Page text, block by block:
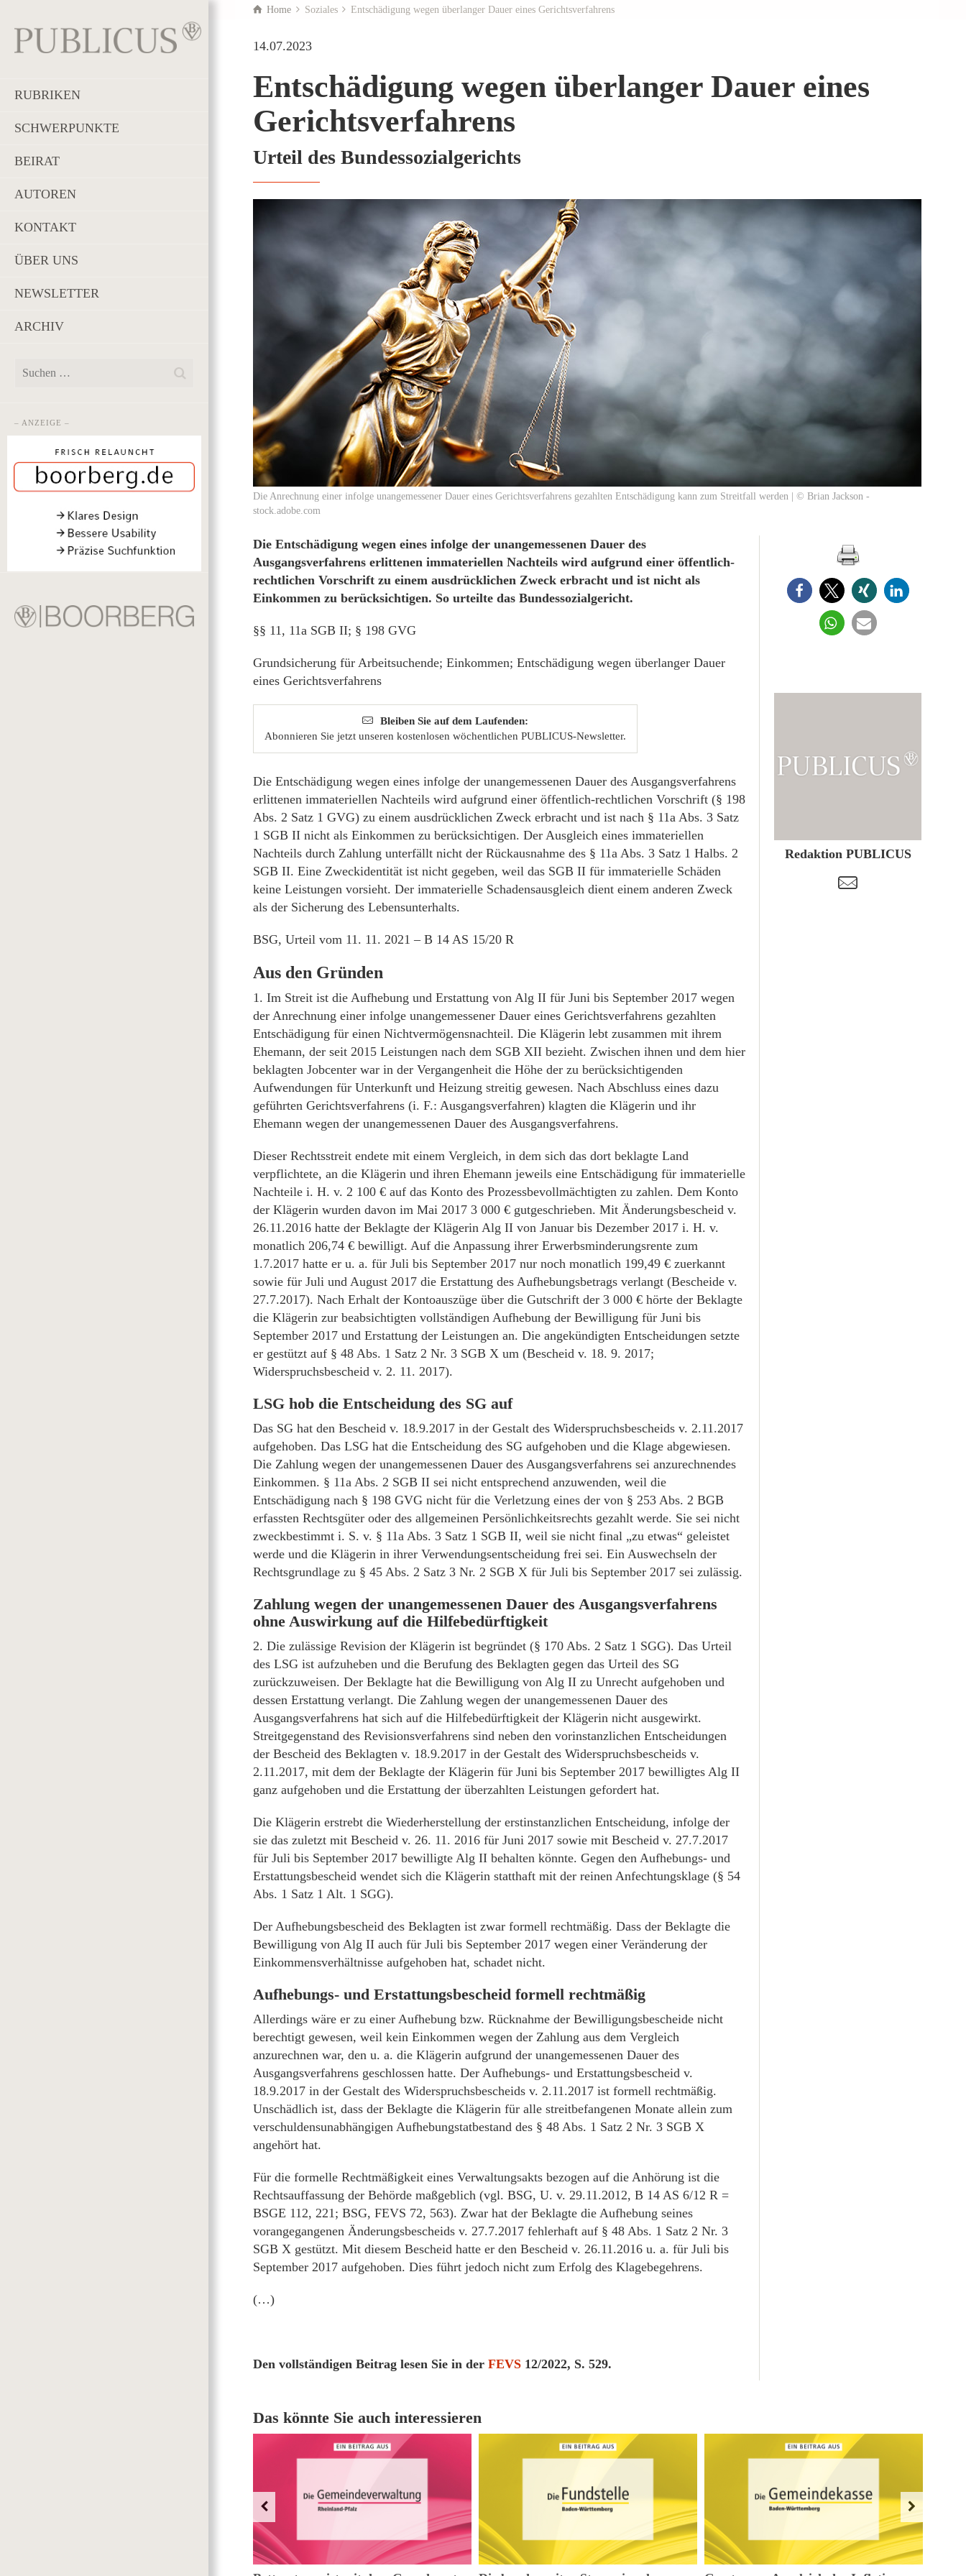
RUBRIKEN
SCHWERPUNKTE
BEIRAT
AUTOREN
KONTAKT
ÜBER UNS
NEWSLETTER
ARCHIV
– ANZEIGE –
Home Soziales Entschädigung wegen überlanger Dauer eines Gerichtsverfahrens
14.07.2023
Entschädigung wegen überlanger Dauer eines
Gerichtsverfahrens
Urteil des Bundessozialgerichts
Die Anrechnung einer infolge unangemessener Dauer eines Gerichtsverfahrens gezahlten Entschädigung kann zum Streitfall werden | © Brian Jackson -
stock.adobe.com
Die Entschädigung wegen eines infolge der unangemessenen Dauer des
Ausgangsverfahrens erlittenen immateriellen Nachteils wird aufgrund einer öffentlich-
rechtlichen Vorschrift zu einem ausdrücklichen Zweck erbracht und ist nicht als
Einkommen zu berücksichtigen. So urteilte das Bundessozialgericht.
§§ 11, 11a SGB II; § 198 GVG
Grundsicherung für Arbeitsuchende; Einkommen; Entschädigung wegen überlanger Dauer
eines Gerichtsverfahrens
Bleiben Sie auf dem Laufenden:
Abonnieren Sie jetzt unseren kostenlosen wöchentlichen PUBLICUS-Newsletter.
Die Entschädigung wegen eines infolge der unangemessenen Dauer des Ausgangsverfahrens
erlittenen immateriellen Nachteils wird aufgrund einer öffentlich-rechtlichen Vorschrift (§ 198
Abs. 2 Satz 1 GVG) zu einem ausdrücklichen Zweck erbracht und ist nach § 11a Abs. 3 Satz
1 SGB II nicht als Einkommen zu berücksichtigen. Der Ausgleich eines immateriellen
Nachteils durch Zahlung unterfällt nicht der Rückausnahme des § 11a Abs. 3 Satz 1 Halbs. 2
SGB II. Eine Zweckidentität ist nicht gegeben, weil das SGB II für immaterielle Schäden
keine Leistungen vorsieht. Der immaterielle Schadensausgleich dient einem anderen Zweck
als der Sicherung des Lebensunterhalts.
BSG, Urteil vom 11. 11. 2021 – B 14 AS 15/20 R
Aus den Gründen
1. Im Streit ist die Aufhebung und Erstattung von Alg II für Juni bis September 2017 wegen
der Anrechnung einer infolge unangemessener Dauer eines Gerichtsverfahrens gezahlten
Entschädigung für einen Nichtvermögensnachteil. Die Klägerin lebt zusammen mit ihrem
Ehemann, der seit 2015 Leistungen nach dem SGB XII bezieht. Zwischen ihnen und dem hier
beklagten Jobcenter war in der Vergangenheit die Höhe der zu berücksichtigenden
Aufwendungen für Unterkunft und Heizung streitig gewesen. Nach Abschluss eines dazu
geführten Gerichtsverfahrens (i. F.: Ausgangsverfahren) klagten die Klägerin und ihr
Ehemann wegen der unangemessenen Dauer des Ausgangsverfahrens.
Dieser Rechtsstreit endete mit einem Vergleich, in dem sich das dort beklagte Land
verpflichtete, an die Klägerin und ihren Ehemann jeweils eine Entschädigung für immaterielle
Nachteile i. H. v. 2 100 € auf das Konto des Prozessbevollmächtigten zu zahlen. Dem Konto
der Klägerin wurden davon im Mai 2017 3 000 € gutgeschrieben. Mit Änderungsbescheid v.
26.11.2016 hatte der Beklagte der Klägerin Alg II von Januar bis Dezember 2017 i. H. v.
monatlich 206,74 € bewilligt. Auf die Anpassung ihrer Erwerbsminderungsrente zum
1.7.2017 hatte er u. a. für Juli bis September 2017 nur noch monatlich 199,49 € zuerkannt
sowie für Juli und August 2017 die Erstattung des Aufhebungsbetrags verlangt (Bescheide v.
27.7.2017). Nach Erhalt der Kontoauszüge über die Gutschrift der 3 000 € hörte der Beklagte
die Klägerin zur beabsichtigten vollständigen Aufhebung der Bewilligung für Juni bis
September 2017 und Erstattung der Leistungen an. Die angekündigten Entscheidungen setzte
er gestützt auf § 48 Abs. 1 Satz 2 Nr. 3 SGB X um (Bescheid v. 18. 9. 2017;
Widerspruchsbescheid v. 2. 11. 2017).
LSG hob die Entscheidung des SG auf
Das SG hat den Bescheid v. 18.9.2017 in der Gestalt des Widerspruchsbescheids v. 2.11.2017
aufgehoben. Das LSG hat die Entscheidung des SG aufgehoben und die Klage abgewiesen.
Die Zahlung wegen der unangemessenen Dauer des Ausgangsverfahrens sei anzurechnendes
Einkommen. § 11a Abs. 2 SGB II sei nicht entsprechend anzuwenden, weil die
Entschädigung nach § 198 GVG nicht für die Verletzung eines der von § 253 Abs. 2 BGB
erfassten Rechtsgüter oder des allgemeinen Persönlichkeitsrechts gezahlt werde. Sie sei nicht
zweckbestimmt i. S. v. § 11a Abs. 3 Satz 1 SGB II, weil sie nicht final „zu etwas“ geleistet
werde und die Klägerin in ihrer Verwendungsentscheidung frei sei. Ein Auswechseln der
Rechtsgrundlage zu § 45 Abs. 2 Satz 3 Nr. 2 SGB X für Juli bis September 2017 sei zulässig.
Zahlung wegen der unangemessenen Dauer des Ausgangsverfahrens
ohne Auswirkung auf die Hilfebedürftigkeit
2. Die zulässige Revision der Klägerin ist begründet (§ 170 Abs. 2 Satz 1 SGG). Das Urteil
des LSG ist aufzuheben und die Berufung des Beklagten gegen das Urteil des SG
zurückzuweisen. Der Beklagte hat die Bewilligung von Alg II zu Unrecht aufgehoben und
dessen Erstattung verlangt. Die Zahlung wegen der unangemessenen Dauer des
Ausgangsverfahrens hat sich auf die Hilfebedürftigkeit der Klägerin nicht ausgewirkt.
Streitgegenstand des Revisionsverfahrens sind neben den vorinstanzlichen Entscheidungen
der Bescheid des Beklagten v. 18.9.2017 in der Gestalt des Widerspruchsbescheids v.
2.11.2017, mit dem der Beklagte der Klägerin für Juni bis September 2017 bewilligtes Alg II
ganz aufgehoben und die Erstattung der überzahlten Leistungen gefordert hat.
Die Klägerin erstrebt die Wiederherstellung der erstinstanzlichen Entscheidung, infolge der
sie das zuletzt mit Bescheid v. 26. 11. 2016 für Juni 2017 sowie mit Bescheid v. 27.7.2017
für Juli bis September 2017 bewilligte Alg II behalten könnte. Gegen den Aufhebungs- und
Erstattungsbescheid wendet sich die Klägerin statthaft mit der reinen Anfechtungsklage (§ 54
Abs. 1 Satz 1 Alt. 1 SGG).
Der Aufhebungsbescheid des Beklagten ist zwar formell rechtmäßig. Dass der Beklagte die
Bewilligung von Alg II auch für Juli bis September 2017 wegen einer Veränderung der
Einkommensverhältnisse aufgehoben hat, schadet nicht.
Aufhebungs- und Erstattungsbescheid formell rechtmäßig
Allerdings wäre er zu einer Aufhebung bzw. Rücknahme der Bewilligungsbescheide nicht
berechtigt gewesen, weil kein Einkommen wegen der Zahlung aus dem Vergleich
anzurechnen war, den u. a. die Klägerin aufgrund der unangemessenen Dauer des
Ausgangsverfahrens geschlossen hatte. Der Aufhebungs- und Erstattungsbescheid v.
18.9.2017 in der Gestalt des Widerspruchsbescheids v. 2.11.2017 ist formell rechtmäßig.
Unschädlich ist, dass der Beklagte die Klägerin für alle streitbefangenen Monate allein zum
verschuldensunabhängigen Aufhebungstatbestand des § 48 Abs. 1 Satz 2 Nr. 3 SGB X
angehört hat.
Für die formelle Rechtmäßigkeit eines Verwaltungsakts bezogen auf die Anhörung ist die
Rechtsauffassung der Behörde maßgeblich (vgl. BSG, U. v. 29.11.2012, B 14 AS 6/12 R =
BSGE 112, 221; BSG, FEVS 72, 563). Zwar hat der Beklagte die Aufhebung seines
vorangegangenen Änderungsbescheids v. 27.7.2017 fehlerhaft auf § 48 Abs. 1 Satz 2 Nr. 3
SGB X gestützt. Mit diesem Bescheid hatte er den Bescheid v. 26.11.2016 u. a. für Juli bis
September 2017 aufgehoben. Dies führt jedoch nicht zum Erfolg des Klagebegehrens.
(…)
Den vollständigen Beitrag lesen Sie in der FEVS 12/2022, S. 529.
Redaktion PUBLICUS
t
Das könnte Sie auch interessieren